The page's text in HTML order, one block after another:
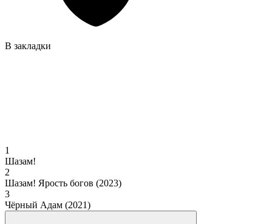
В закладки
1
Шазам!
2
Шазам! Ярость богов (2023)
3
Чёрный Адам (2021)